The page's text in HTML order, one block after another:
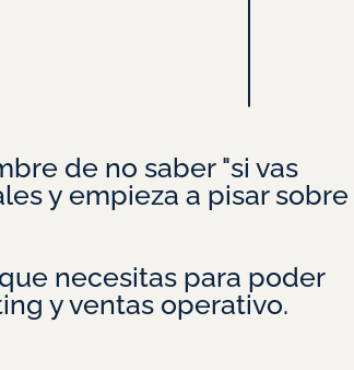
de no saber "si vas
y empieza a pisar sobre
necesitas para poder
y ventas operativo.